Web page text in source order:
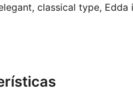
classical type,